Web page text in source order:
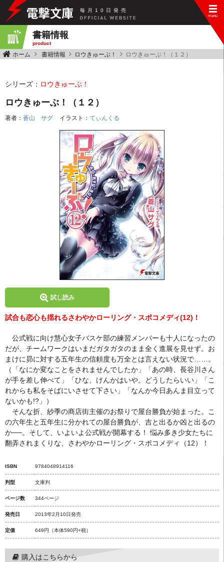
毎 月 10 日 発 売
書籍情報
product
ホーム 書籍情報 ロウきゅーぶ！ ロウきゅーぶ！（１２）
シリーズ： ロウきゅーぶ！
ロウきゅーぶ！（１２）
著者： 蒼山 サグ イラスト： てぃんくる
試し読み
試合も恋心も揺れるさわやかローリング・スポコメディ(12)！
公式戦に向け慧心女子バスケ部の練習メンバーも十人になったの
だが、チームワークはいまだガタガタのまま全く進展を見せず。お
まけに昴に対する五年生の信頼度も万全とは言えない状況で……。
（「なにか変なことをされませんでしたか」「あの時、長谷川さん
が手を差し伸べて」「ひな、けんかはいや。どうしたらいい」「こ
れからも私をそばにいさせて下さい」「なんか今日あんま目立って
ないかも!?」）
そんな折、紗季の商店街主催のお祭りで屋台勝負が始まった。こ
の六年生と五年生に分かれての屋台勝負が、吉と出るか凶と出るの
か──。そして、いよいよ公式戦が開幕する！ 悩み多き少女たちに
翻弄されまくりな、さわやかローリング・スポコメディ（12）！
ISBN 9784048914116
判型 文庫判
ページ数 344ページ
発売日 2013年2月10日発売
定価 649円 （本体590円+税）
購入はこちらから